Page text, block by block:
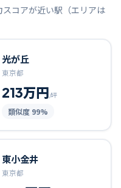
コアが近い駅（エリアは
光が丘
東京都
213万円/坪
類似度 99%
東小金井
東京都